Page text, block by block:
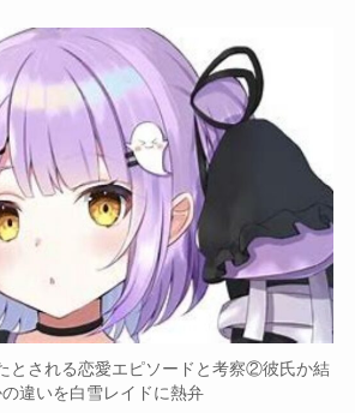
とされる恋愛エピソードと考察②彼氏か結
違いを白雪レイドに熱弁